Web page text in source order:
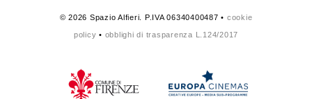
© 2026 Spazio Alfieri. P.IVA 06340400487 • cookie
policy • obblighi di trasparenza L.124/2017